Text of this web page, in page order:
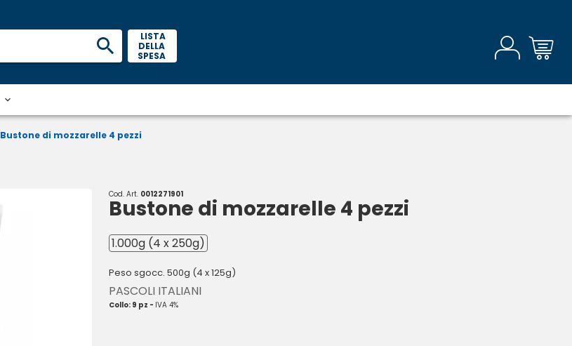
LISTA
DELLA
SPESA
Bustone di mozzarelle 4 pezzi
Cod. Art. 0012271901
Bustone di mozzarelle 4 pezzi
1.000g (4 x 250g)
Peso sgocc. 500g (4 x 125g)
PASCOLI ITALIANI
Collo: 9 pz - IVA 4%